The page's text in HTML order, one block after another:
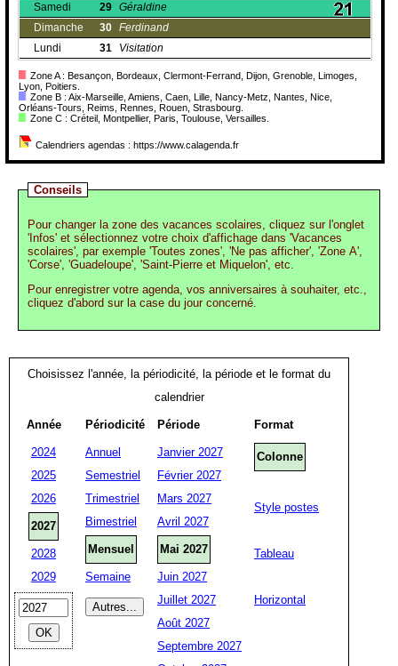
Samedi
29 Géraldine
Dimanche
30 Ferdinand
Lundi
31 Visitation
Zone A : Besançon, Bordeaux, Clermont-Ferrand, Dijon, Grenoble, Limoges,
Lyon, Poitiers.
Zone B : Aix-Marseille, Amiens, Caen, Lille, Nancy-Metz, Nantes, Nice,
Orléans-Tours, Reims, Rennes, Rouen, Strasbourg.
Zone C : Créteil, Montpellier, Paris, Toulouse, Versailles.
Calendriers agendas : https://www.calagenda.fr
Conseils
Pour changer la zone des vacances scolaires, cliquez sur l'onglet
'Infos' et sélectionnez votre choix d'affichage dans 'Vacances
scolaires', par exemple 'Toutes zones', 'Ne pas afficher', 'Zone A',
'Corse', 'Guadeloupe', 'Saint-Pierre et Miquelon', etc.
Pour enregistrer votre agenda, vos anniversaires à souhaiter, etc.,
cliquez d'abord sur la case du jour concerné.
Choisissez l'année, la périodicité, la période et le format du
calendrier
Année
2024
2025
2026
2027
2028
2029
Périodicité
Annuel
Semestriel
Trimestriel
Bimestriel
Mensuel
Semaine
Période
Janvier 2027
Février 2027
Mars 2027
Avril 2027
Mai 2027
Juin 2027
Juillet 2027
Août 2027
Septembre 2027
Format
Colonne
Style postes
Tableau
Horizontal